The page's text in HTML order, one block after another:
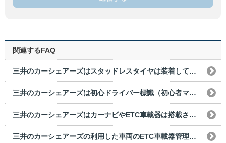
関連するFAQ
三井のカーシェアーズはスタッドレスタイヤは装着していますか？
三井のカーシェアーズは初心ドライバー標識（初心者マーク）や高齢ドライバー標識（高齢ドライバーマーク）は装備されていますか?
三井のカーシェアーズはカーナビやETC車載器は搭載されていますか？
三井のカーシェアーズの利用した車両のETC車載器管理番号の確認方法を教えてください。